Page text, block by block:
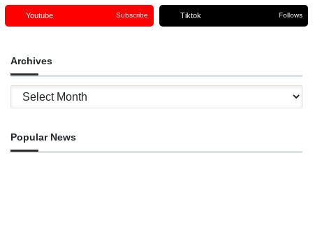
Youtube Subscribe Tiktok Follows
Archives
Archives
Popular News